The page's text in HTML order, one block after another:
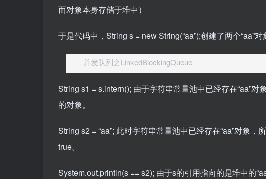
而对象本身存储于堆中）
于是代码中，String s = new String(“aa”);创建了两个“aa”
并发队列之LinkedBlockingQueue
String s1 = s.intern(); 由于字符串常量池中已经存在“aa”
的对象。
String s2 = “aa”; 此时字符串常量池中已经存在“aa”对象
true。
System.out.println(s == s2); 由于s的引用指向的是堆中的